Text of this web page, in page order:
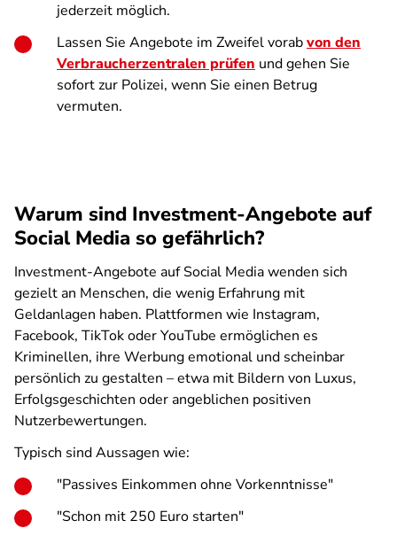
jederzeit möglich.
Lassen Sie Angebote im Zweifel vorabvon den
Verbraucherzentralen prüfen und gehen Sie
sofort zur Polizei, wenn Sie einen Betrug
vermuten.
Warum sind Investment-Angebote auf
Social Media so gefährlich?
Investment-Angebote auf Social Media wenden sich
gezielt an Menschen, die wenig Erfahrung mit
Geldanlagen haben. Plattformen wie Instagram,
Facebook, TikTok oder YouTube ermöglichen es
Kriminellen, ihre Werbung emotional und scheinbar
persönlich zu gestalten – etwa mit Bildern von Luxus,
Erfolgsgeschichten oder angeblichen positiven
Nutzerbewertungen.
Typisch sind Aussagen wie:
"Passives Einkommen ohne Vorkenntnisse"
"Schon mit 250 Euro starten"